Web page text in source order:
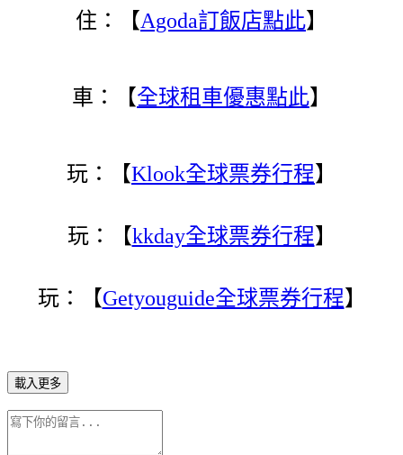
住：【Agoda訂飯店點此】
車：【全球租車優惠點此】
玩：【Klook全球票券行程】
玩：【kkday全球票券行程】
玩：【Getyouguide全球票券行程】
載入更多